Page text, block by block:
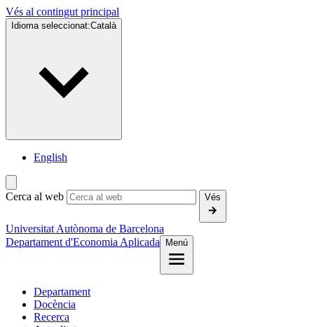
Vés al contingut principal
Idioma seleccionat:Català
English
Cerca al web Vés
Universitat Autònoma de Barcelona
Departament d'Economia Aplicada
Menú
Departament
Docència
Recerca